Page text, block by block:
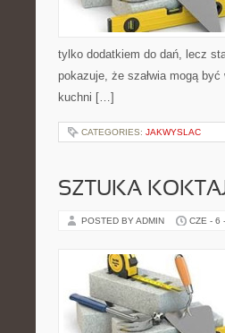
tylko dodatkiem do dań, lecz
pokazuje, że szałwia mogą
kuchni […]
CATEGORIES: JAKWYSLAC
SZTUKA
POSTED BY ADMIN CZE - 6